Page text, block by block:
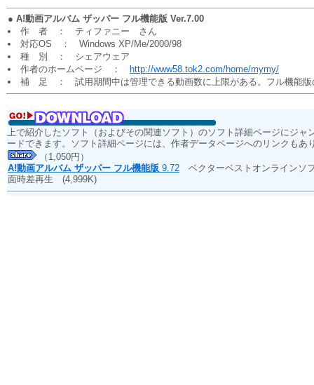
● A!動画アルバム ザッパー フル機能版 Ver.7.00
作 者 ： ティファニー さん
対応OS ： Windows XP/Me/2000/98
種 別 ： シェアウェア
作者のホームページ ：
http://www58.tok2.com/home/mymy/
補 足 ： 試用期間中は管理できる動画数に上限がある。フル機能版
上で紹介したソフト（およびその関連ソフト）のソフト詳細ページにジ
ードできます。ソフト詳細ページには、作者データページへのリンクもあ
（1,050円）
A!動画アルバム ザッパー フル機能版 9.72 ベクターベストオンラインソ
面時差再生 (4,999K)